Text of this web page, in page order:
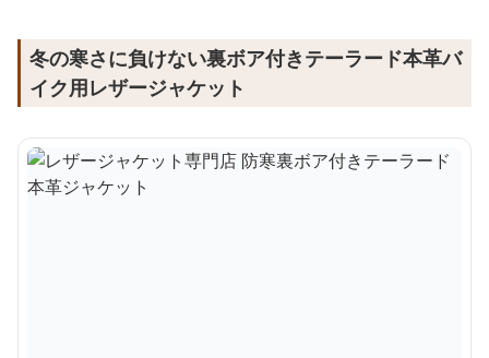
冬の寒さに負けない裏ボア付きテーラード本革バ
イク用レザージャケット